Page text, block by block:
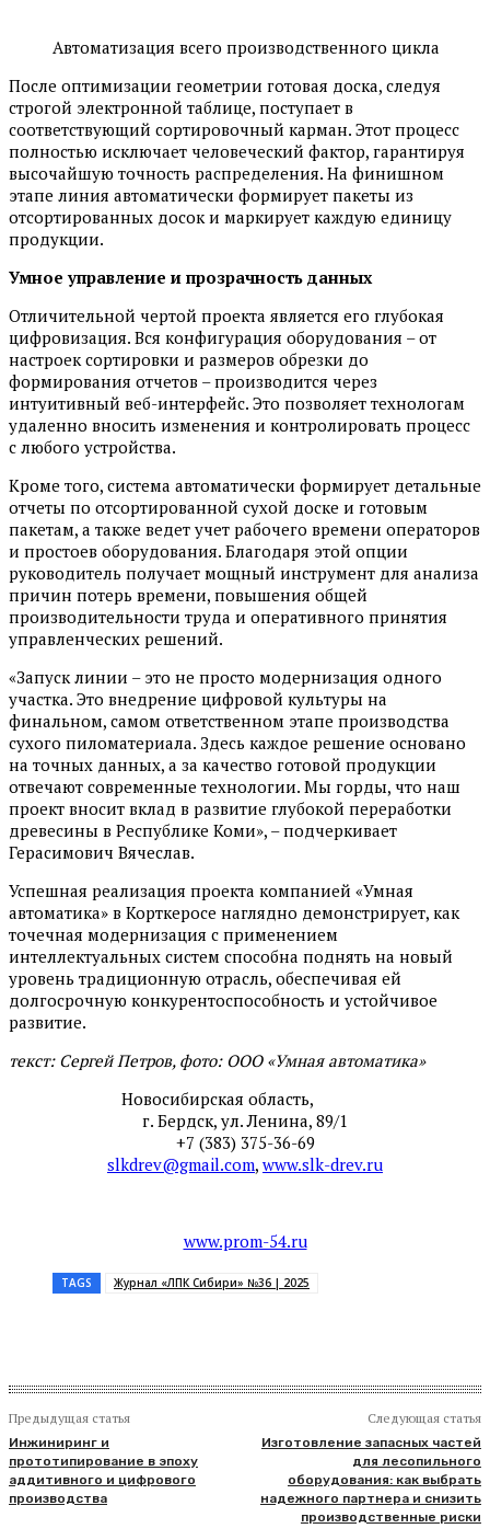
Автоматизация всего производственного цикла
После оптимизации геометрии готовая доска, следуя
строгой электронной таблице, поступает в
соответствующий сортировочный карман. Этот процесс
полностью исключает человеческий фактор, гарантируя
высочайшую точность распределения. На финишном
этапе линия автоматически формирует пакеты из
отсортированных досок и маркирует каждую единицу
продукции.
Умное управление и прозрачность данных
Отличительной чертой проекта является его глубокая
цифровизация. Вся конфигурация оборудования – от
настроек сортировки и размеров обрезки до
формирования отчетов – производится через
интуитивный веб-интерфейс. Это позволяет технологам
удаленно вносить изменения и контролировать процесс
с любого устройства.
Кроме того, система автоматически формирует детальные
отчеты по отсортированной сухой доске и готовым
пакетам, а также ведет учет рабочего времени операторов
и простоев оборудования. Благодаря этой опции
руководитель получает мощный инструмент для анализа
причин потерь времени, повышения общей
производительности труда и оперативного принятия
управленческих решений.
«Запуск линии – это не просто модернизация одного
участка. Это внедрение цифровой культуры на
финальном, самом ответственном этапе производства
сухого пиломатериала. Здесь каждое решение основано
на точных данных, а за качество готовой продукции
отвечают современные технологии. Мы горды, что наш
проект вносит вклад в развитие глубокой переработки
древесины в Республике Коми», – подчеркивает
Герасимович Вячеслав.
Успешная реализация проекта компанией «Умная
автоматика» в Корткеросе наглядно демонстрирует, как
точечная модернизация с применением
интеллектуальных систем способна поднять на новый
уровень традиционную отрасль, обеспечивая ей
долгосрочную конкурентоспособность и устойчивое
развитие.
текст: Сергей Петров, фото: ООО «Умная автоматика»
Новосибирская область,
г. Бердск, ул. Ленина, 89/1
+7 (383) 375-36-69
slkdrev@gmail.com, www.slk-drev.ru
www.prom-54.ru
TAGS Журнал «ЛПК Сибири» №36 | 2025
Предыдущая статья
Инжиниринг и
прототипирование в эпоху
аддитивного и цифрового
производства
Следующая статья
Изготовление запасных частей
для лесопильного
оборудования: как выбрать
надежного партнера и снизить
производственные риски